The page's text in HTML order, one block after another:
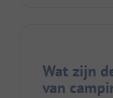
Wat zijn
van